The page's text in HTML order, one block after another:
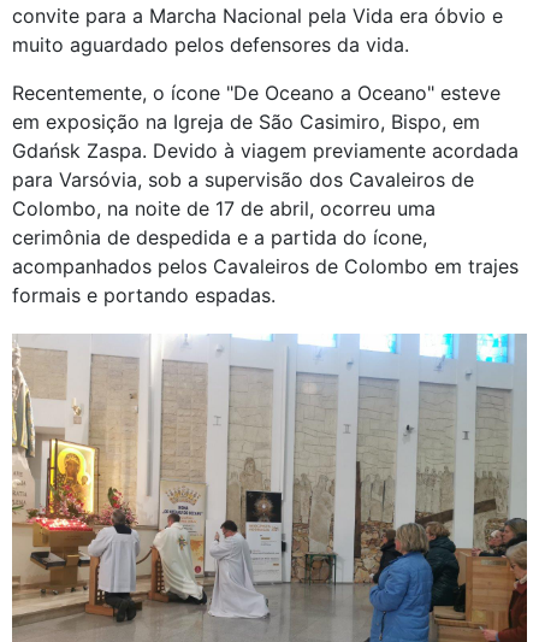
convite para a Marcha Nacional pela Vida era óbvio e
muito aguardado pelos defensores da vida.
Recentemente, o ícone "De Oceano a Oceano" esteve
em exposição na Igreja de São Casimiro, Bispo, em
Gdańsk Zaspa. Devido à viagem previamente acordada
para Varsóvia, sob a supervisão dos Cavaleiros de
Colombo, na noite de 17 de abril, ocorreu uma
cerimônia de despedida e a partida do ícone,
acompanhados pelos Cavaleiros de Colombo em trajes
formais e portando espadas.